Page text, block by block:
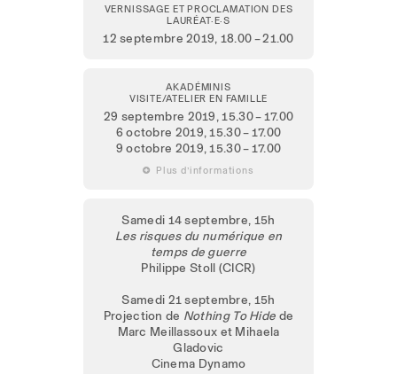
VERNISSAGE ET PROCLAMATION DES
LAURÉAT·E·S
12 septembre 2019, 18.00 – 21.00
AKADÉMINIS
VISITE/ATELIER EN FAMILLE
29 septembre 2019, 15.30 – 17.00
6 octobre 2019, 15.30 – 17.00
9 octobre 2019, 15.30 – 17.00
 Plus d’informations
Samedi 14 septembre, 15h
Les risques du numérique en
temps de guerre
Philippe Stoll (CICR)
Samedi 21 septembre, 15h
Projection de Nothing To Hidede
Marc Meillassoux et Mihaela
Gladovic
Cinema Dynamo